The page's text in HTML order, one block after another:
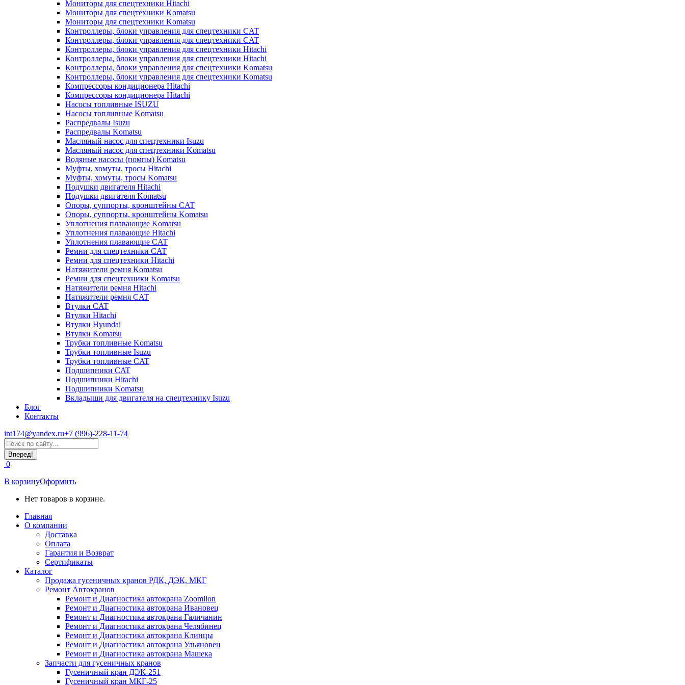
Мониторы для спецтехники Hitachi
Мониторы для спецтехники Komatsu
Мониторы для спецтехники Komatsu
Контроллеры, блоки управления для спецтехники CAT
Контроллеры, блоки управления для спецтехники CAT
Контроллеры, блоки управления для спецтехники Hitachi
Контроллеры, блоки управления для спецтехники Hitachi
Контроллеры, блоки управления для спецтехники Komatsu
Контроллеры, блоки управления для спецтехники Komatsu
Компрессоры кондиционера Hitachi
Компрессоры кондиционера Hitachi
Насосы топливные ISUZU
Насосы топливные Komatsu
Распредвалы Isuzu
Распредвалы Komatsu
Масляный насос для спецтехники Isuzu
Масляный насос для спецтехники Komatsu
Водяные насосы (помпы) Komatsu
Муфты, хомуты, тросы Hitachi
Муфты, хомуты, тросы Komatsu
Подушки двигателя Hitachi
Подушки двигателя Komatsu
Опоры, суппорты, кронштейны CAT
Опоры, суппорты, кронштейны Komatsu
Уплотнения плавающие Komatsu
Уплотнения плавающие Hitachi
Уплотнения плавающие CAT
Ремни для спецтехники CAT
Ремни для спецтехники Hitachi
Натяжители ремня Komatsu
Ремни для спецтехники Komatsu
Натяжители ремня Hitachi
Натяжители ремня CAT
Втулки CAT
Втулки Hitachi
Втулки Hyundai
Втулки Komatsu
Трубки топливные Komatsu
Трубки топливные Isuzu
Трубки топливные CAT
Подшипники CAT
Подшипники Hitachi
Подшипники Komatsu
Вкладыши для двигателя на спецтехнику Isuzu
Блог
Контакты
int174@yandex.ru+7 (996)-228-11-74
Страница
WhatsApp
открывается
в
новом
окне
Поиск:
0
В корзинуОформить
Нет товаров в корзине.
Главная
О компании
Доставка
Оплата
Гарантия и Возврат
Сертификаты
Каталог
Продажа гусеничных кранов РДК, ДЭК, МКГ
Ремонт Автокранов
Ремонт и Диагностика автокрана Zoomlion
Ремонт и Диагностика автокрана Ивановец
Ремонт и Диагностика автокрана Галичанин
Ремонт и Диагностика автокрана Челябинец
Ремонт и Диагностика автокрана Клинцы
Ремонт и Диагностика автокрана Ульяновец
Ремонт и Диагностика автокрана Машека
Запчасти для гусеничных кранов
Гусеничный кран ДЭК-251
Гусеничный кран МКГ-25